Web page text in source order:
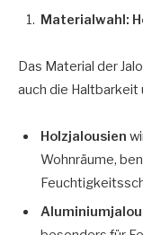
Materialwahl:
Das Material der
auch die Haltbarkeit
Holzjalousien
Wohnräume,